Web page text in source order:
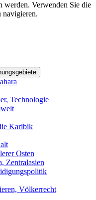
werden. Verwenden Sie die
navigieren.
Technologie
Karibik
Osten
Zentralasien
Völkerrecht